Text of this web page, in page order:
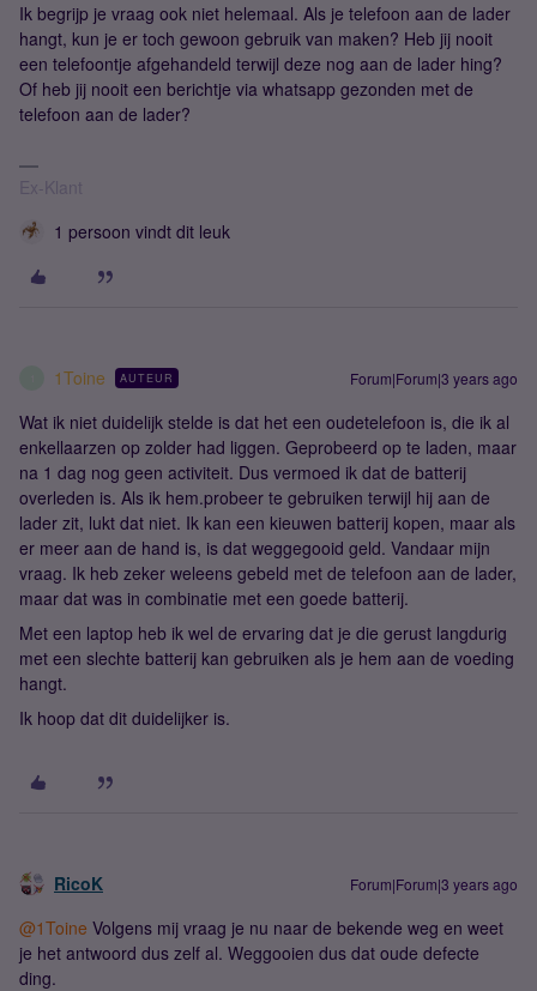
Ik begrijp je vraag ook niet helemaal. Als je telefoon aan de lader
hangt, kun je er toch gewoon gebruik van maken? Heb jij nooit
een telefoontje afgehandeld terwijl deze nog aan de lader hing?
Of heb jij nooit een berichtje via whatsapp gezonden met de
telefoon aan de lader?
Ex-Klant
1 persoon vindt dit leuk
1Toine AUTEUR Forum|Forum|3 years ago
Wat ik niet duidelijk stelde is dat het een oudetelefoon is, die ik al
enkellaarzen op zolder had liggen. Geprobeerd op te laden, maar
na 1 dag nog geen activiteit. Dus vermoed ik dat de batterij
overleden is. Als ik hem.probeer te gebruiken terwijl hij aan de
lader zit, lukt dat niet. Ik kan een kieuwen batterij kopen, maar als
er meer aan de hand is, is dat weggegooid geld. Vandaar mijn
vraag. Ik heb zeker weleens gebeld met de telefoon aan de lader,
maar dat was in combinatie met een goede batterij.
Met een laptop heb ik wel de ervaring dat je die gerust langdurig
met een slechte batterij kan gebruiken als je hem aan de voeding
hangt.
Ik hoop dat dit duidelijker is.
RicoK Forum|Forum|3 years ago
@1Toine Volgens mij vraag je nu naar de bekende weg en weet
je het antwoord dus zelf al. Weggooien dus dat oude defecte
ding.